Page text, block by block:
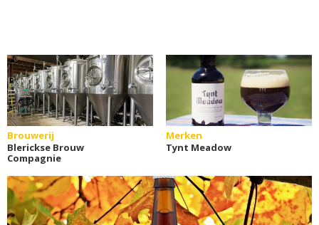
Brouwerij
Blerickse Brouw
Compagnie
Merken
Tynt Meadow